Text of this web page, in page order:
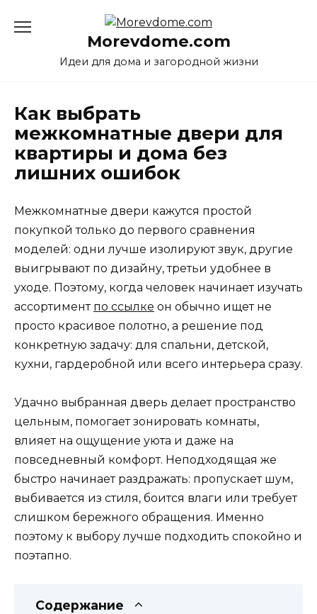
Morevdome.com
Идеи для дома и загородной жизни
Как выбрать
межкомнатные двери для
квартиры и дома без
лишних ошибок
Межкомнатные двери кажутся простой
покупкой только до первого сравнения
моделей: одни лучше изолируют звук, другие
выигрывают по дизайну, третьи удобнее в
уходе. Поэтому, когда человек начинает изучать
ассортимент по ссылке он обычно ищет не
просто красивое полотно, а решение под
конкретную задачу: для спальни, детской,
кухни, гардеробной или всего интерьера сразу.
Удачно выбранная дверь делает пространство
цельным, помогает зонировать комнаты,
влияет на ощущение уюта и даже на
повседневный комфорт. Неподходящая же
быстро начинает раздражать: пропускает шум,
выбивается из стиля, боится влаги или требует
слишком бережного обращения. Именно
поэтому к выбору лучше подходить спокойно и
поэтапно.
Содержание